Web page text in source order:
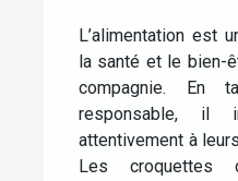
L’alimentation est
la santé et le bien-
compagnie. En
responsable, il
attentivement à
Les croquettes